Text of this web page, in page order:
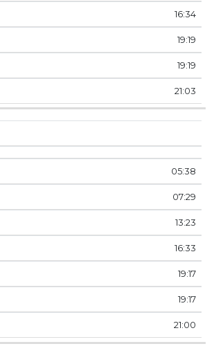
16:34
19:19
19:19
21:03
05:38
07:29
13:23
16:33
19:17
19:17
21:00